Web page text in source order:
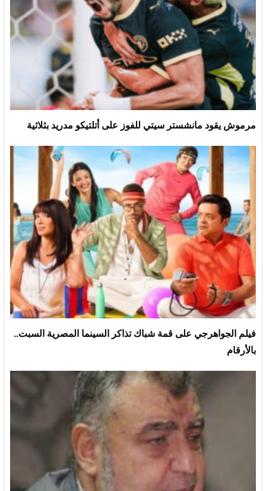
مرموش يقود مانشستر سيتي للفوز على أتلتيكو مدريد بثلاثية
فيلم الجواهرجي على قمة شباك تذاكر السينما المصرية السبت..
بالأرقام